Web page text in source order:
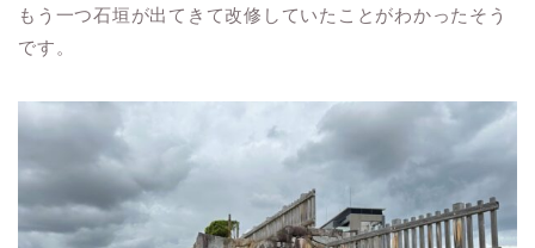
もう一つ石垣が出てきて改修していたことがわかったそう
です。